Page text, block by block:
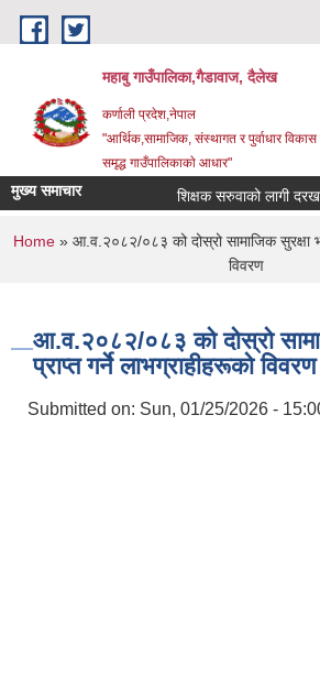
Skip to main content
महाबु गाउँपालिका,गैडावाज, दैलेख
कर्णाली प्रदेश,नेपाल
"आर्थिक,सामाजिक, संस्थागत र पुर्वाधार
समृद्ध गाउँपालिकाकाे आधार"
मुख्य समाचार शिक्षक सरुवाको लागी
You are here
Home » आ.व.२०८२/०८३ को दोस्रो सामाजिक सुरक्षा
विवरण
आ.व.२०८२/०८३ को दोस्रो
प्राप्त गर्ने लाभग्राहीहरूको विवरण
Submitted on: Sun, 01/25/2026 -